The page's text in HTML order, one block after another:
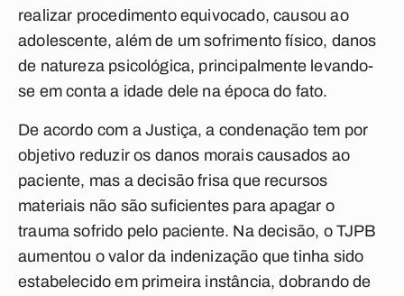
realizar procedimento equivocado, causou ao
adolescente, além de um sofrimento físico, danos
de natureza psicológica, principalmente levando-
se em conta a idade dele na época do fato.
De acordo com a Justiça, a condenação tem por
objetivo reduzir os danos morais causados ao
paciente, mas a decisão frisa que recursos
materiais não são suficientes para apagar o
trauma sofrido pelo paciente. Na decisão, o TJPB
aumentou o valor da indenização que tinha sido
estabelecido em primeira instância, dobrando de